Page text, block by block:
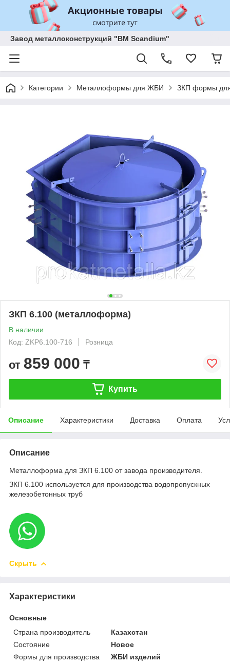
Завод металлоконструкций "BM Scandium"
Категории Металлоформы для ЖБИ ЗКП формы для
ЗКП 6.100 (металлоформа)
В наличии
Код: ZKP6.100-716
Розница
от 859 000 ₸
Купить
Описание Характеристики Доставка Оплата
Описание
Металлоформа для ЗКП 6.100 от завода производителя.
ЗКП 6.100 используется для производства водопропускных
железобетонных труб
Скрыть
Характеристики
Основные
Страна производитель
Казахстан
Состояние
Новое
Формы для производства
ЖБИ изделий